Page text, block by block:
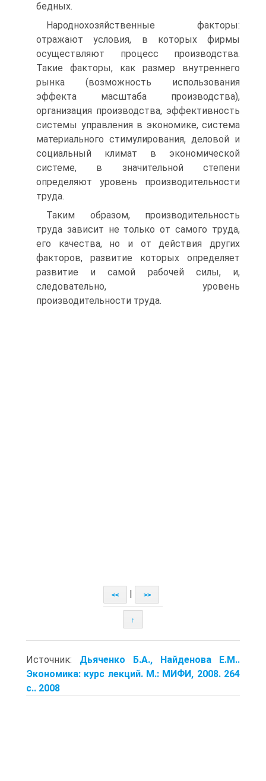
бедных.
Народнохозяйственные факторы:
отражают условия, в которых фирмы
осуществляют процесс производства.
Такие факторы, как размер внутреннего
рынка (возможность использования
эффекта масштаба производства),
организация производства, эффективность
системы управления в экономике, система
материального стимулирования, деловой и
социальный климат в экономической
системе, в значительной степени
определяют уровень производительности
труда.
Таким образом, производительность
труда зависит не только от самого труда,
его качества, но и от действия других
факторов, развитие которых определяет
развитие и самой рабочей силы, и,
следовательно, уровень
производительности труда.
<< >>
↑
Источник: Дьяченко Б.А., Найденова Е.М..
Экономика: курс лекций. М.: МИФИ, 2008. 264
с.. 2008